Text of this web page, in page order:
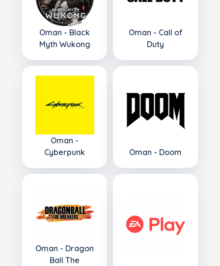
Oman - Black
Myth Wukong
Oman - Call of
Duty
Oman -
Cyberpunk
Oman - Doom
Oman - Dragon
Ball The